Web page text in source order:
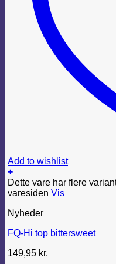
Add to wishlist
+
Dette vare har flere
varesiden Vis
Nyheder
FQ-Hi top bittersweet
149,95 kr.